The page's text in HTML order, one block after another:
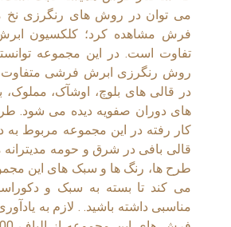
می توان در روش های رنگرزی نخ
فرش مشاهده کرد؛ کلکسیون
تفاوت است. در این مجموعه
روش رنگرزی ابرش فرشی متفاوت
در قالی های بلوچ، اوشآک، مملوک،
های دوران صفویه دیده می شود.
کار رفته در این مجموعه مربوط به
قالی بافی در شرق و حومه مدیترانه
طرح ها، رنگ ها و سبک های این
می کند تا بسته به سبک و
مناسبی داشته باشید. . لازم به